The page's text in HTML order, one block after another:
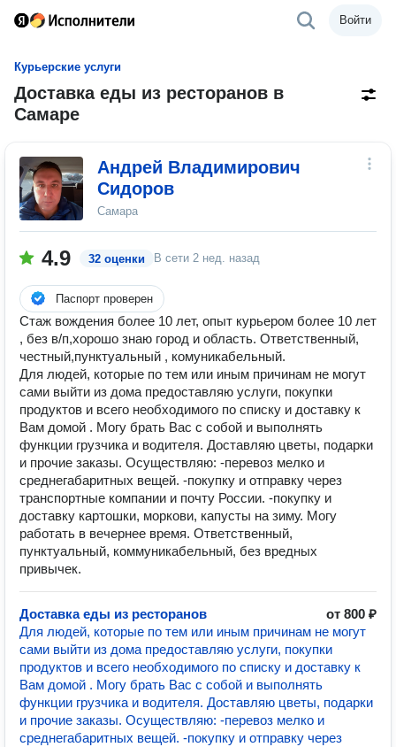
Войти
Курьерские услуги
Доставка еды из ресторанов в
Самаре
Андрей Владимирович
Сидоров
Самара
4.9 32 оценки В сети 2 нед. назад
Паспорт проверен
Стаж вождения более 10 лет, опыт курьером более 10 лет
, без в/п,хорошо знаю город и область. Ответственный,
честный,пунктуальный , комуникабельный.
Для людей, которые по тем или иным причинам не могут
сами выйти из дома предоставляю услуги, покупки
продуктов и всего необходимого по списку и доставку к
Вам домой . Могу брать Вас с собой и выполнять
функции грузчика и водителя. Доставляю цветы, подарки
и прочие заказы. Осуществляю: -перевоз мелко и
среднегабаритных вещей. -покупку и отправку через
транспортные компании и почту России. -покупку и
доставку картошки, моркови, капусты на зиму. Могу
работать в вечернее время. Ответственный,
пунктуальный, коммуникабельный, без вредных
привычек.
Доставка еды из ресторанов
от 800 ₽
Для людей, которые по тем или иным причинам не могут
сами выйти из дома предоставляю услуги, покупки
продуктов и всего необходимого по списку и доставку к
Вам домой . Могу брать Вас с собой и выполнять
функции грузчика и водителя. Доставляю цветы, подарки
и прочие заказы. Осуществляю: -перевоз мелко и
среднегабаритных вещей. -покупку и отправку через